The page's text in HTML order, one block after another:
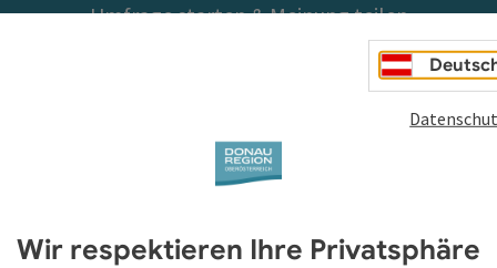
Umfrage starten & Meinung teilen
Glück ein
Jetzt mitmachen
Wir respektieren Ihre Privatsphäre